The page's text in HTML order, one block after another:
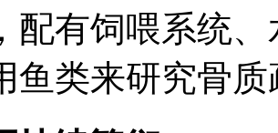
配有饲喂系统
鱼类来研究骨